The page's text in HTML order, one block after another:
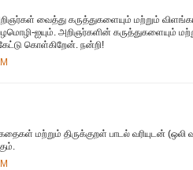
வைத்து கருத்துகளையும் மற்றும்
ஐயும். அறிஞர்களின் கருத்துகளையும்
கேட்டு கொள்கிறேன். நன்றி!
மற்றும் திருக்குறள் பாடல் வரியுடன் (ஒலி